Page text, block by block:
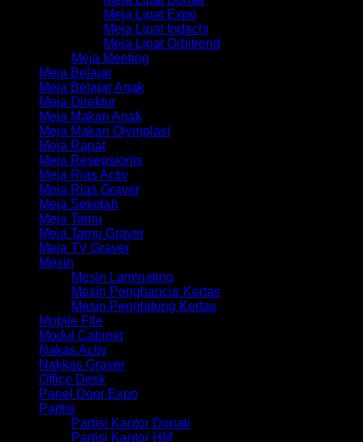
Meja Lipat Expo
Meja Lipat Indachi
Meja Lipat Orbitrend
Meja Meeting
Meja Belajar
Meja Belajar Anak
Meja Direktur
Meja Makan Anak
Meja Makan Olymplast
Meja Rapat
Meja Resepsionis
Meja Rias Activ
Meja Rias Graver
Meja Sekolah
Meja Tamu
Meja Tamu Graver
Meja TV Graver
Mesin
Mesin Laminating
Mesin Penghancur Kertas
Mesin Penghitung Kertas
Mobile File
Modul Cabinet
Nakas Activ
Nakkas Graver
Office Desk
Panel Door Expo
Partisi
Partisi Kantor Donati
Partisi Kantor HM